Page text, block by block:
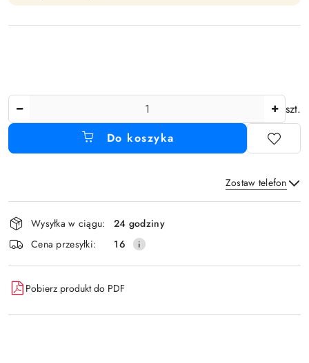
szt.
Do koszyka
Zostaw telefon
Wyślij
Dostępność
i
dostawa
Wysyłka w ciągu:
24 godziny
Cena przesyłki:
16
Pobierz produkt do PDF